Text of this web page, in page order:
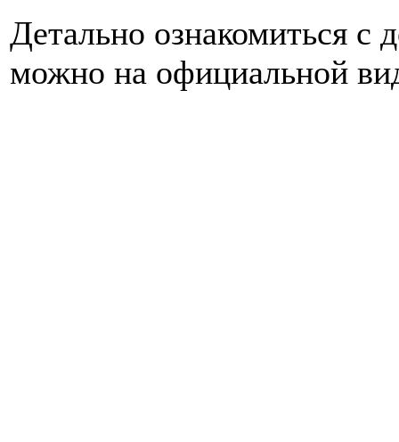
Детально ознакомиться с
можно на официальной